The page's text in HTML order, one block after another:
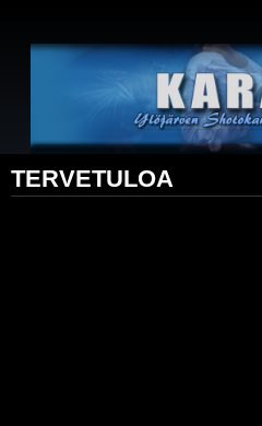
TERVETULOA